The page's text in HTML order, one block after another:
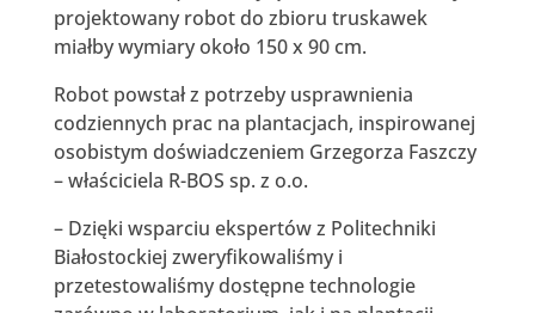
projektowany robot do zbioru truskawek
miałby wymiary około 150 x 90 cm.
Robot powstał z potrzeby usprawnienia
codziennych prac na plantacjach, inspirowanej
osobistym doświadczeniem Grzegorza Faszczy
– właściciela R-BOS sp. z o.o.
– Dzięki wsparciu ekspertów z Politechniki
Białostockiej zweryfikowaliśmy i
przetestowaliśmy dostępne technologie